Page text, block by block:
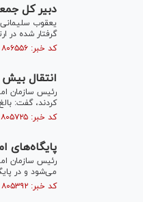
دبیر کل جمعیت هلال احمر :۱۵۱ کوهنورد
گرفتار شده در
کد خبر: ۸۰۶۵۵۶ تاریخ انتشار : ۱۴۰۱/۰۱/۱۷
انتقال بیش از ۱۳۰۰ تن از مصدومین سوانح و حوادث به
کردند، گفت: بالغ بر یک هزار و ۳۰۰
کد خبر: ۸۰۵۷۲۵ تاریخ انتشار : ۱۴۰۱/۰۱/۱۳
پایگاه‌های
رئیس سازمان
می‌شود و در
کد خبر: ۸۰۵۳۹۲ تاریخ انتشار : ۱۴۰۱/۰۱/۱۰